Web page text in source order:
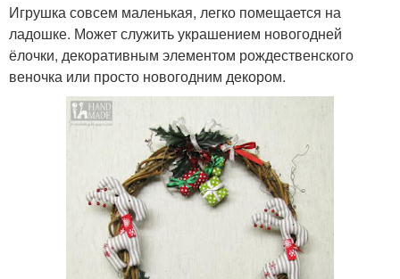
Игрушка совсем маленькая, легко помещается на
ладошке. Может служить украшением новогодней
ёлочки, декоративным элементом рождественского
веночка или просто новогодним декором.